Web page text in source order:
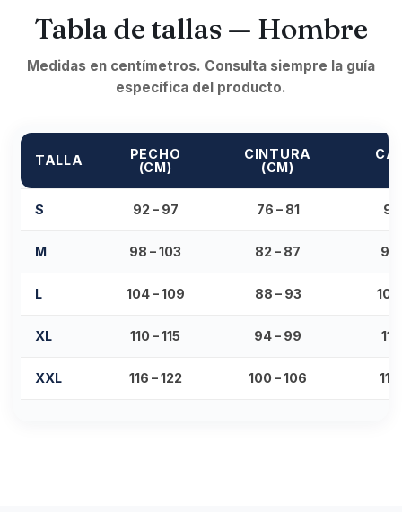
Tabla de tallas — Hombre
Medidas en centímetros. Consulta siempre la guía
específica del producto.
TALLA
PECHO
(CM)
CINTURA
(CM)
S 92 – 97 76 – 81 92
M 98 – 103 82 – 87 98
L 104 – 109 88 – 93 104
XL 110 – 115 94 – 99
XXL 116 – 122 100 – 106